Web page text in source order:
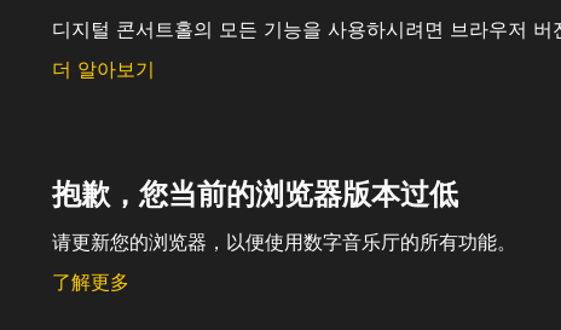
디지털 콘서트홀의 모든 기능을 사용하시려면 브라우저
더 알아보기
抱歉，您当前的浏览器版本过低
请更新您的浏览器，以便使用数字音乐厅的所有功能。
了解更多